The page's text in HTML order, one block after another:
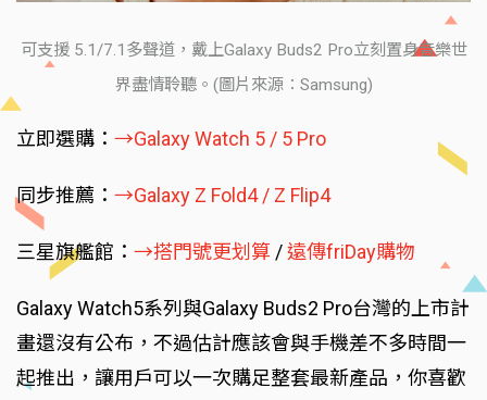
可支援 5.1/7.1多聲道，戴上Galaxy Buds2 Pro立刻置身音樂世
界盡情聆聽。(圖片來源：Samsung)
立即選購： →Galaxy Watch 5 / 5 Pro
同步推薦： →Galaxy Z Fold4 / Z Flip4
三星旗艦館： →搭門號更划算 /遠傳friDay購物
Galaxy Watch5系列與Galaxy Buds2 Pro台灣的上市計
畫還沒有公布，不過估計應該會與手機差不多時間一
起推出，讓用戶可以一次購足整套最新產品，你喜歡